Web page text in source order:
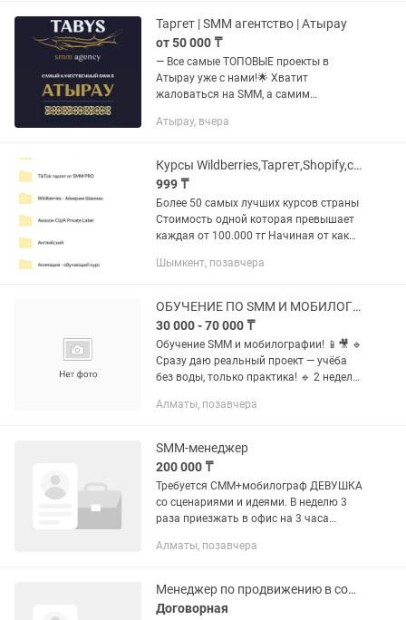
Таргет | SMM агентство | Атырау
от 50 000 ₸
— Все самые ТОПОВЫЕ проекты в
Атырау уже с нами!🌟 Хватит
жаловаться на SMM, а самим
закончивших трехдневные курсы..
продвижение у...
Атырау, вчера
Курсы Wildberries,Таргет,Shopify,субаренда,мобилография
999 ₸
Более 50 самых лучших курсов страны
Стоимость одной которая превышает
каждая от 100.000 тг Начиная от как
Шымкент, позавчера
ОБУЧЕНИЕ ПО SMM И МОБИЛОГРАФИИ
30 000 - 70 000 ₸
Обучение SMM и мобилографии! 📱🎥 🔹
Сразу даю реальный проект — учёба
без воды, только практика! 🔹 2 недели:
руководством. 🔹 Лучшие приложения
Алматы, позавчера
SMM-менеджер
200 000 ₸
Требуется СММ+мобилограф ДЕВУШКА
со сценариями и идеями. В неделю 3
раза приезжать в офис на 3 часа
мамочкам для видео отзыва. Снимать
Алматы, позавчера
Менеджер по продвижению в социальных сетях
Договорная